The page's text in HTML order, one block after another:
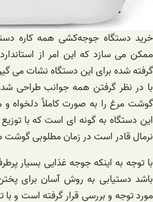
خرید دستگاه‌ جوجه‌کشی همه کاره
ممکن می سازد که این امر از
گرفته شده برای این دستگاه نشات می
با در نظر گرفتن همه جوانب طراحی
گوشت مرغ را به صورت کاملاً دلخواه و
این دستگاه به گونه ای است که با
نرمال قادر است در زمان مطلوبی گوشت
با توجه به اینکه جوجه غذایی بسیار
باشد دستیابی به روش آسان برای
مورد توجه و بررسی قرار گرفته است و